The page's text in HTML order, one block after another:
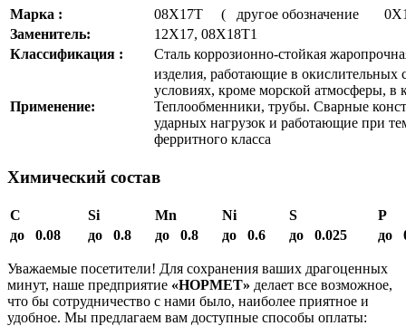
Марка :
08Х17Т ( другое обозначение
Заменитель:
12Х17, 08Х18Т1
Классификация :
Сталь коррозионно-стойкая
Применение:
изделия, работающие в окислительных
условиях, кроме морской атмосферы, в
Теплообменники, трубы. Сварные
ударных нагрузок и работающие при
ферритного класса
Химический состав
C Si Mn Ni S
P
до 0.08
до 0.8 до 0.8 до 0.6 до 0.025 до
Уважаемые посетители! Для сохранения ваших драгоценных
минут, наше предприятие «НОРМЕТ» делает все возможное,
что бы сотрудничество с нами было, наиболее приятное и
удобное. Мы предлагаем вам доступные способы оплаты: